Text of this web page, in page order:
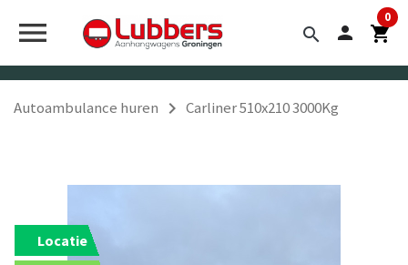
menu search person shopping_cart
0
Autoambulance huren navigate_next Carliner 510x210 3000Kg
Locatie

